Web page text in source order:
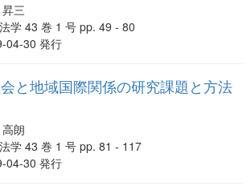
三
学 43 巻 1 号 pp. 49 - 80
04-30 発行
と地域国際関係の研究課題と方法
朗
学 43 巻 1 号 pp. 81 - 117
04-30 発行